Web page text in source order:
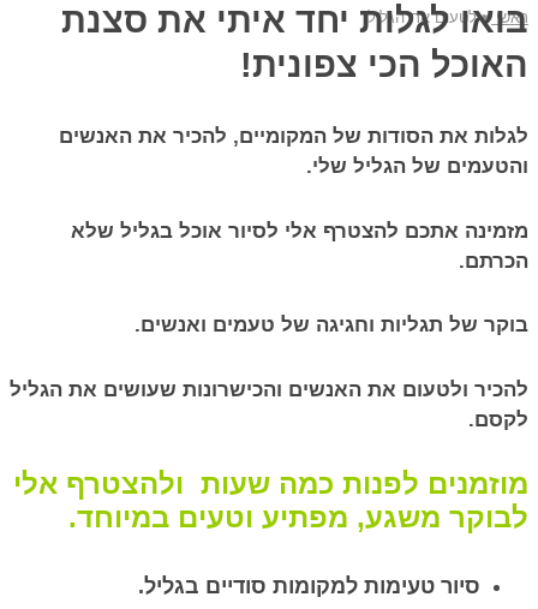
ראשי ♥ לטעום את הגליל
בואו לגלות יחד איתי את סצנת
האוכל הכי צפונית!
לגלות את הסודות של המקומיים, להכיר את האנשים
והטעמים של הגליל שלי.
מזמינה אתכם להצטרף אלי לסיור אוכל בגליל שלא
הכרתם.
בוקר של תגליות וחגיגה של טעמים ואנשים.
להכיר ולטעום את האנשים והכישרונות שעושים את הגליל
לקסם.
מוזמנים לפנות כמה שעות ולהצטרף אלי
לבוקר משגע, מפתיע וטעים במיוחד.
סיור טעימות למקומות סודיים בגליל.